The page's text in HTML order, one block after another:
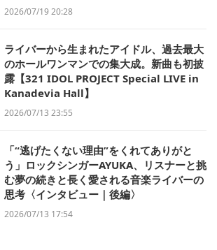
2026/07/19 20:28
ライバーから生まれたアイドル、過去最大
のホールワンマンでの集大成。新曲も初披
露【321 IDOL PROJECT Special LIVE in
Kanadevia Hall】
2026/07/13 23:55
「“逃げたくない理由”をくれてありがと
う」ロックシンガーAYUKA、リスナーと挑
む夢の続きと長く愛される音楽ライバーの
思考〈インタビュー｜後編〉
2026/07/13 17:54